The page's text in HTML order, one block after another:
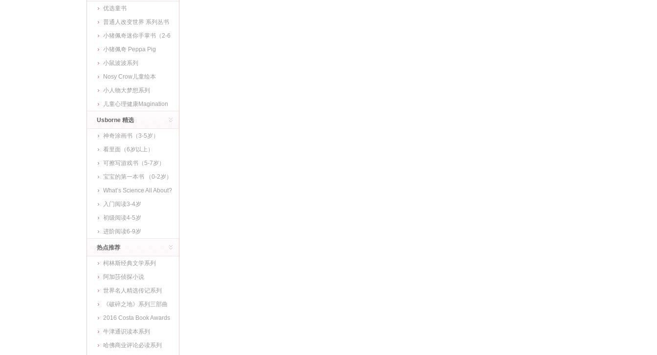
优选童书
普通人改变世界 系列丛书
小猪佩奇迷你手掌书（2-6
岁)
小猪佩奇 Peppa Pig
小鼠波波系列
Nosy Crow儿童绘本
小人物大梦想系列
儿童心理健康Magination
Press
Usborne 精选
神奇涂画书（3-5岁）
看里面（6岁以上）
可擦写游戏书（5-7岁）
宝宝的第一本书 （0-2岁）
What’s Science All About?
入门阅读3-4岁
初级阅读4-5岁
进阶阅读6-9岁
热点推荐
柯林斯经典文学系列
阿加莎侦探小说
世界名人精选传记系列
《破碎之地》系列三部曲
2016 Costa Book Awards
牛津通识读本系列
哈佛商业评论必读系列